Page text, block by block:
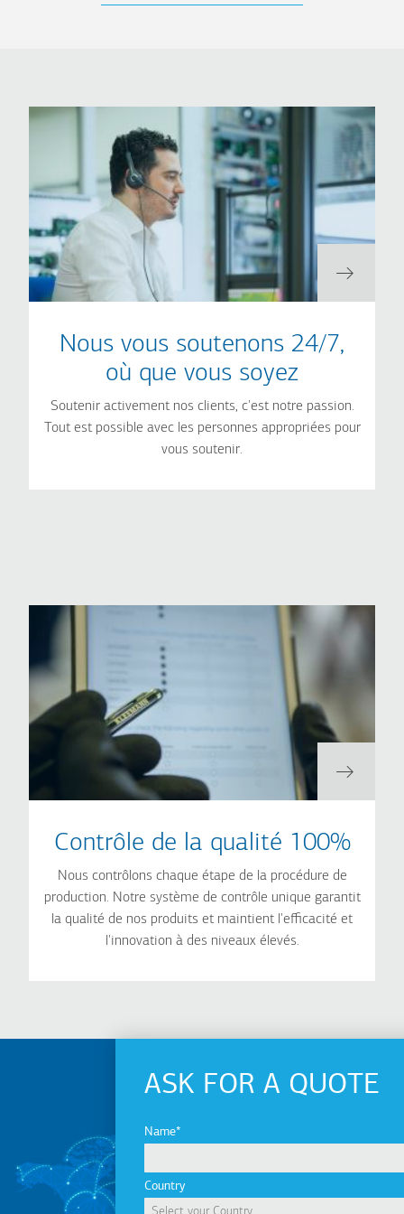
Nous vous soutenons 24/7,
où que vous soyez
Soutenir activement nos clients, c'est notre passion.
Tout est possible avec les personnes appropriées pour
vous soutenir.
Contrôle de la qualité 100%
Nous contrôlons chaque étape de la procédure de
production. Notre système de contrôle unique garantit
la qualité de nos produits et maintient l'efficacité et
l'innovation à des niveaux élevés.
ASK FOR A QUOTE
Name
Country